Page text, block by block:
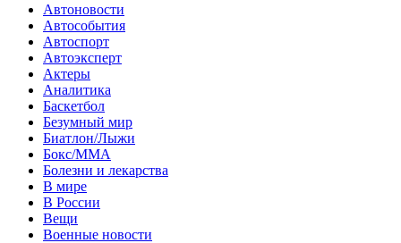
Автоновости
Автособытия
Автоспорт
Автоэксперт
Актеры
Аналитика
Баскетбол
Безумный мир
Биатлон/Лыжи
Бокс/MMA
Болезни и лекарства
В мире
В России
Вещи
Военные новости